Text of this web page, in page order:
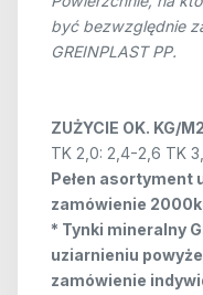
być bezwzględnie
GREINPLAST PP.
ZUŻYCIE OK. KG/M2
TK 2,0: 2,4-2,6 TK
Pełen asortyment
zamówienie
* Tynki mineralny
uziarnieniu
zamówienie